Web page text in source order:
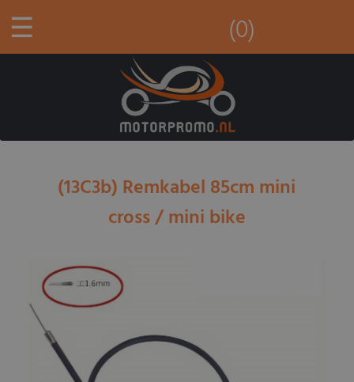
☰ (0)
(13C3b) Remkabel 85cm mini
cross / mini bike